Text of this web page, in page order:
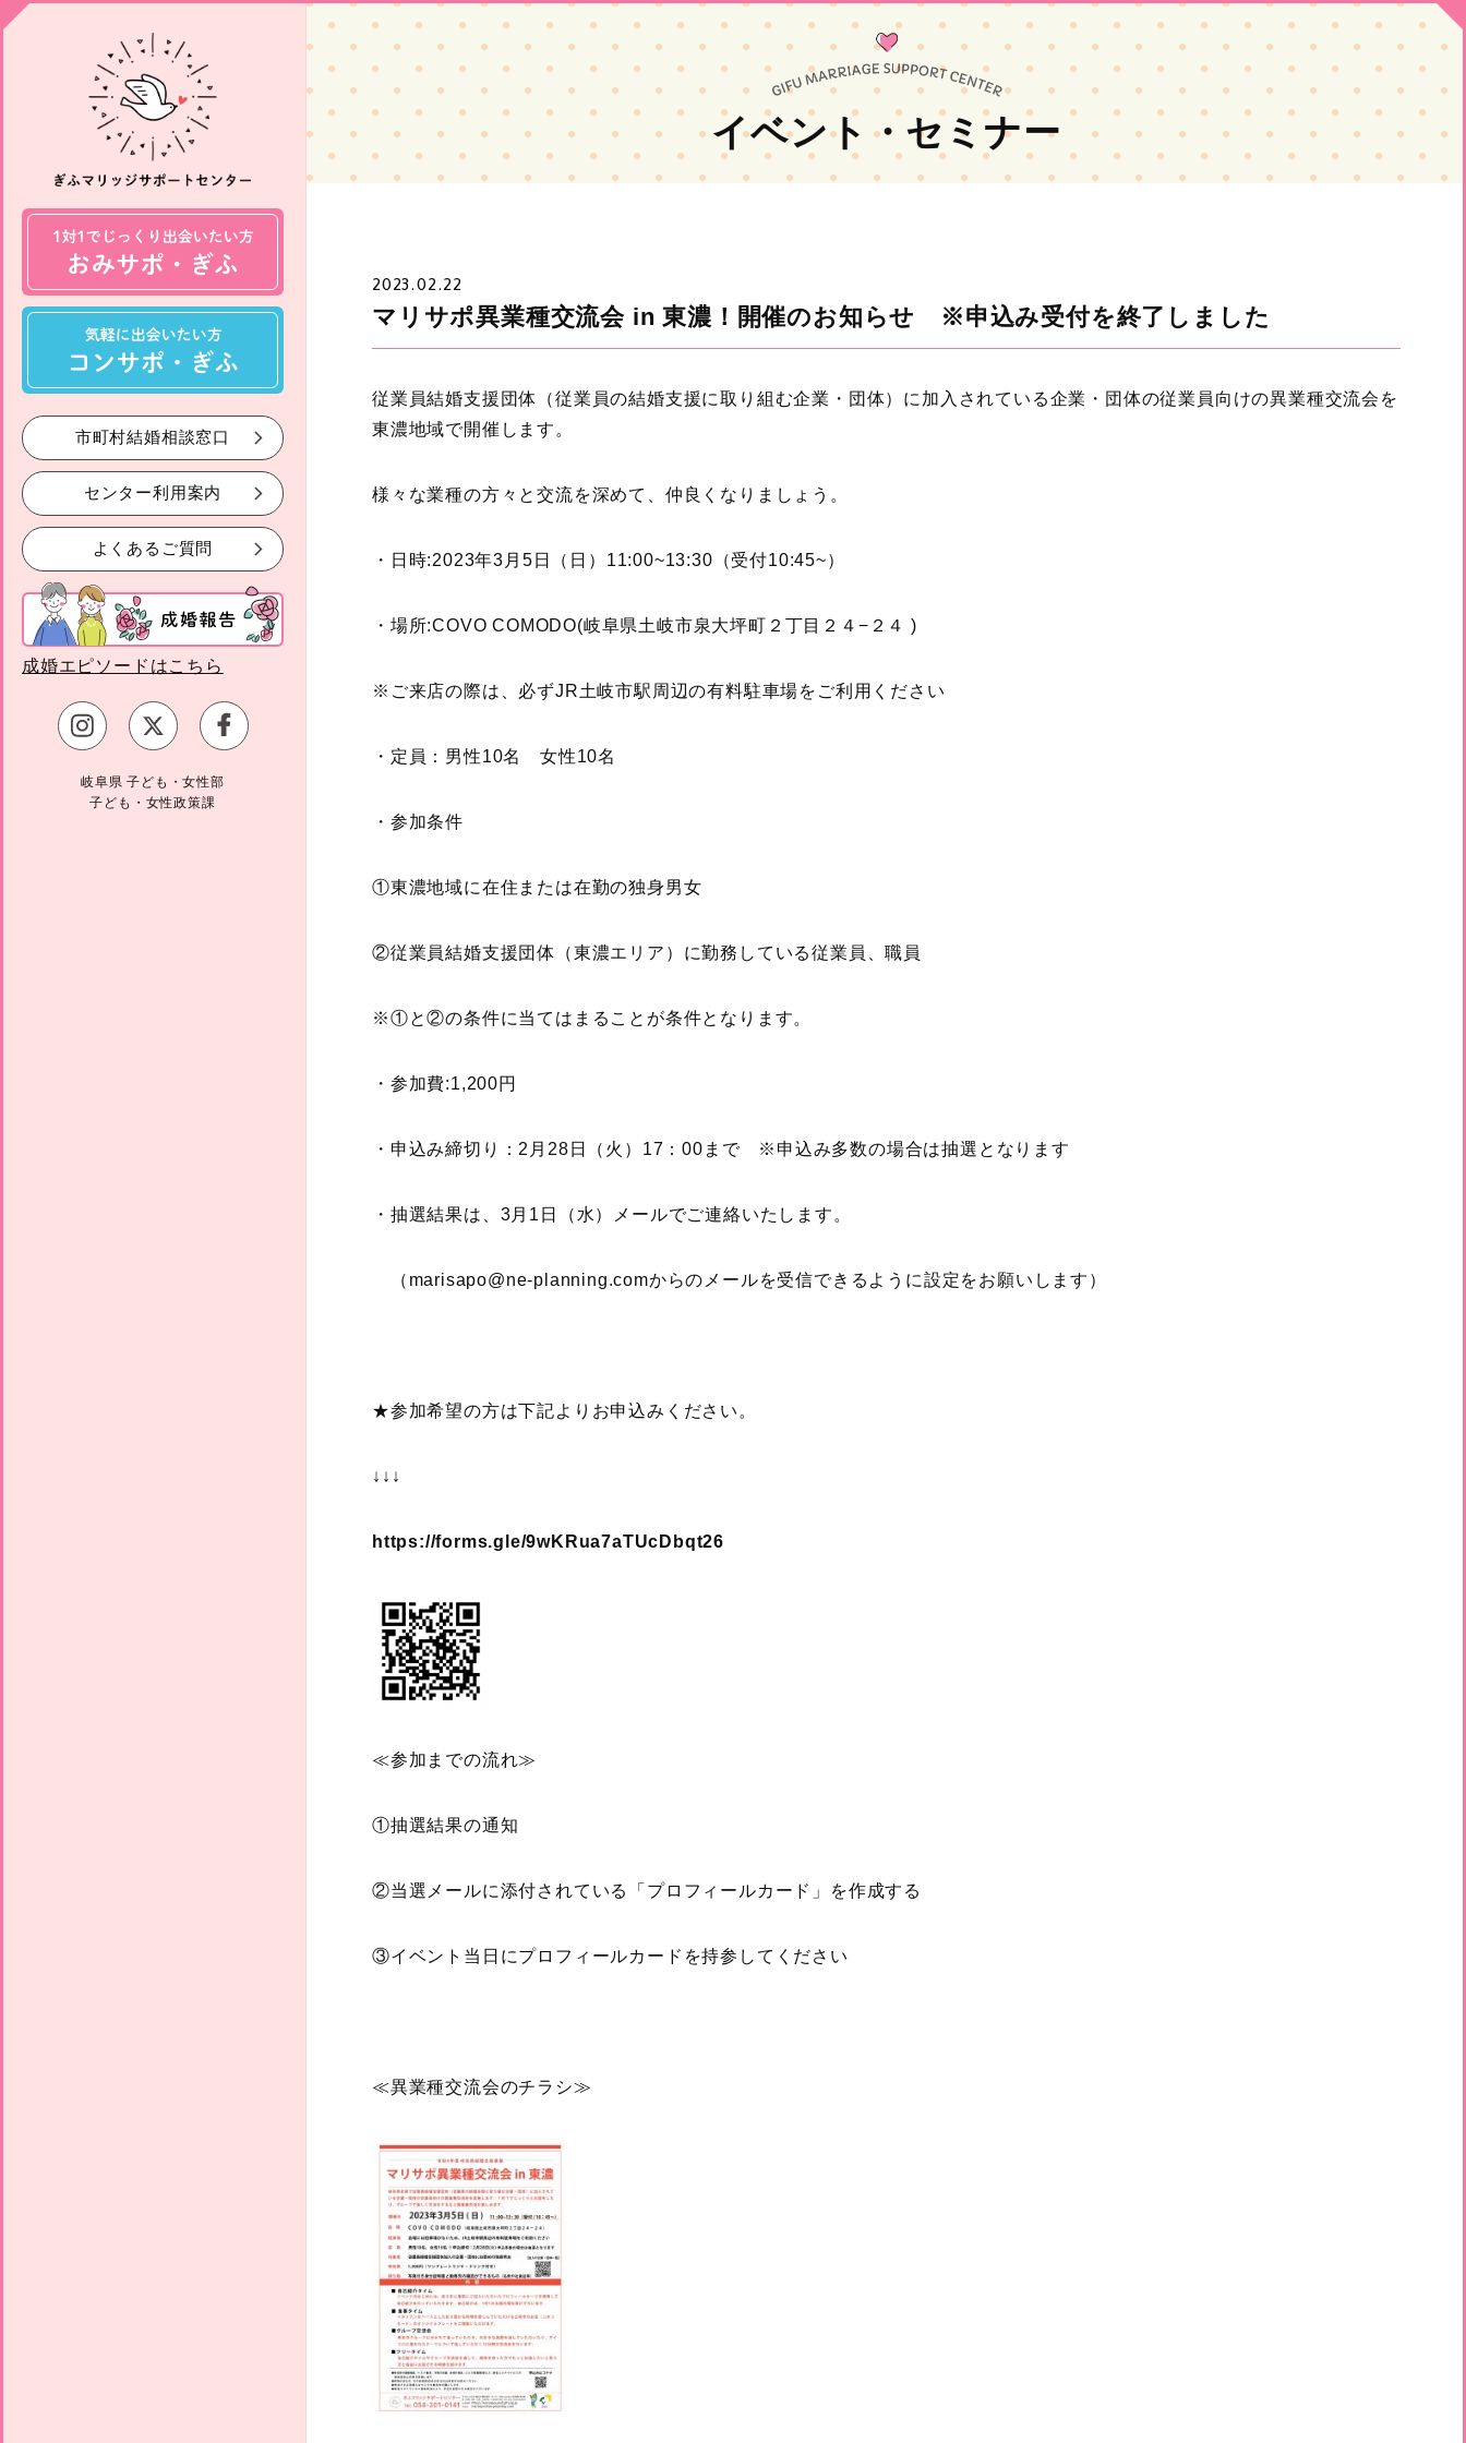
市町村結婚相談窓口
センター利用案内
よくあるご質問
成婚エピソードはこちら
岐阜県 子ども・女性部
子ども・女性政策課
イベント・セミナー
2023.02.22
マリサポ異業種交流会 in 東濃！開催のお知らせ ※申込み受付を終了しました
従業員結婚支援団体（従業員の結婚支援に取り組む企業・団体）に加入されている企業・団体の従業員向けの異業種交流会を
東濃地域で開催します。
様々な業種の方々と交流を深めて、仲良くなりましょう。
・日時:2023年3月5日（日）11:00~13:30（受付10:45~）
・場所:COVO COMODO(岐阜県土岐市泉大坪町２丁目２４−２４ )
※ご来店の際は、必ずJR土岐市駅周辺の有料駐車場をご利用ください
・定員：男性10名 女性10名
・参加条件
①東濃地域に在住または在勤の独身男女
②従業員結婚支援団体（東濃エリア）に勤務している従業員、職員
※①と②の条件に当てはまることが条件となります。
・参加費:1,200円
・申込み締切り：2月28日（火）17：00まで ※申込み多数の場合は抽選となります
・抽選結果は、3月1日（水）メールでご連絡いたします。
（marisapo@ne-planning.comからのメールを受信できるように設定をお願いします）
★参加希望の方は下記よりお申込みください。
↓↓↓
https://forms.gle/9wKRua7aTUcDbqt26
≪参加までの流れ≫
①抽選結果の通知
②当選メールに添付されている「プロフィールカード」を作成する
③イベント当日にプロフィールカードを持参してください
≪異業種交流会のチラシ≫